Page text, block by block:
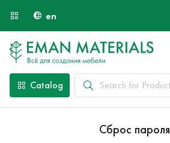
en
Catalog
Сброс пароля